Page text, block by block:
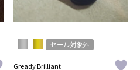
セール対象外
Gready Brilliant